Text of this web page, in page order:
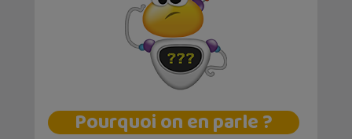
Pourquoi on en parle ?